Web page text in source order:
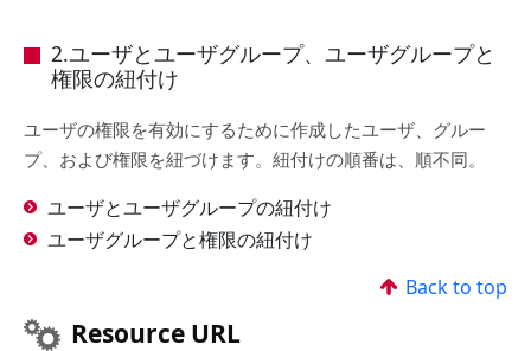
2.ユーザとユーザグループ、ユーザグループと
権限の紐付け
ユーザの権限を有効にするために作成したユーザ、グルー
プ、および権限を紐づけます。紐付けの順番は、順不同。
ユーザとユーザグループの紐付け
ユーザグループと権限の紐付け
Back to top
Resource URL